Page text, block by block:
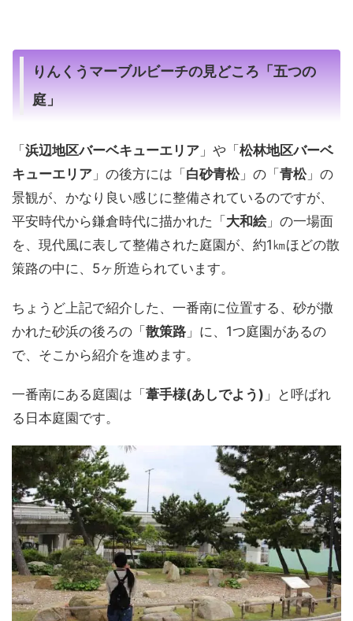
りんくうマーブルビーチの見どころ「五つの
庭」
「 浜辺地区バーベキューエリア 」や「 松林地区バーベ
キューエリア 」の後方には「 白砂青松」の「 青松」の
景観が、かなり良い感じに整備されているのですが、
平安時代から鎌倉時代に描かれた「 大和絵」の一場面
を、現代風に表して整備された庭園が、約1㎞ほどの散
策路の中に、5ヶ所造られています。
ちょうど上記で紹介した、一番南に位置する、砂が撒
かれた砂浜の後ろの「 散策路 」に、1つ庭園があるの
で、そこから紹介を進めます。
一番南にある庭園は「 葦手様(あしでよう) 」と呼ばれ
る日本庭園です。